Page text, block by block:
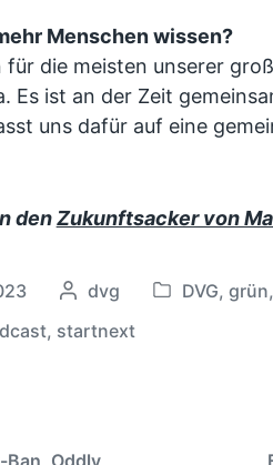
Menschen wissen?
für die meisten unserer
Es ist an der Zeit
uns dafür auf eine
denZukunftsacker von
G
s
i
dvg
V
DVG, grün,
, startnext
Oddly